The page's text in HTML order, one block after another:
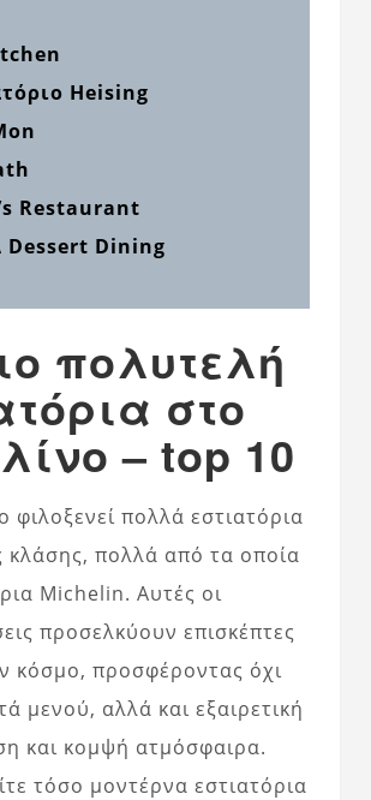
Heising
Restaurant
Dessert Dining
πολυτελή
στο
– top 10
φιλοξενεί πολλά εστιατόρια
κλάσης, πολλά από τα οποία
Michelin. Αυτές οι
προσελκύουν επισκέπτες
κόσμο, προσφέροντας όχι
μενού, αλλά και εξαιρετική
και κομψή ατμόσφαιρα.
τόσο μοντέρνα εστιατόρια